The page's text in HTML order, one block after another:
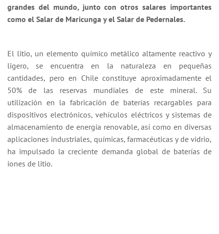
grandes del mundo, junto con otros salares importantes
como el Salar de Maricunga y el Salar de Pedernales.
El litio, un elemento químico metálico altamente reactivo y
ligero, se encuentra en la naturaleza en pequeñas
cantidades, pero en Chile constituye aproximadamente el
50% de las reservas mundiales de este mineral. Su
utilización en la fabricación de baterías recargables para
dispositivos electrónicos, vehículos eléctricos y sistemas de
almacenamiento de energía renovable, así como en diversas
aplicaciones industriales, químicas, farmacéuticas y de vidrio,
ha impulsado la creciente demanda global de baterías de
iones de litio.